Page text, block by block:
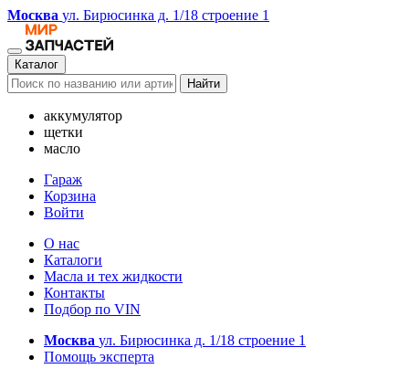
Москва ул. Бирюсинка д. 1/18 строение 1
Каталог
Найти
аккумулятор
щетки
масло
Гараж
Корзина
Войти
О нас
Каталоги
Масла и тех жидкости
Контакты
Подбор по VIN
Москва ул. Бирюсинка д. 1/18 строение 1
Помощь эксперта